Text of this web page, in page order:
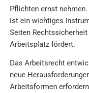
Pflichten ernst
ist ein wichtiges
Seiten
Arbeitsplatz fördert.
Das Arbeitsrecht
neue
Arbeitsformen